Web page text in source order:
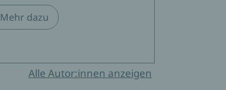
Mehr dazu
Alle Autor:innen anzeigen